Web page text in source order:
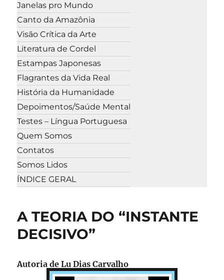
Janelas pro Mundo
Canto da Amazônia
Visão Crítica da Arte
Literatura de Cordel
Estampas Japonesas
Flagrantes da Vida Real
História da Humanidade
Depoimentos/Saúde Mental
Testes – Língua Portuguesa
Quem Somos
Contatos
Somos Lidos
ÍNDICE GERAL
A TEORIA DO “INSTANTE
DECISIVO”
Autoria de Lu Dias Carvalho